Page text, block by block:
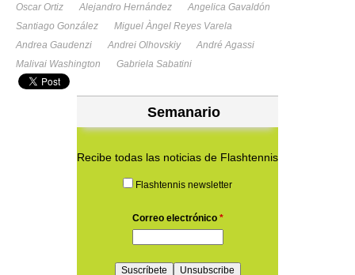
Oscar Ortiz
Alejandro Hernández
Angelica Gavaldón
Santiago González
Miguel Àngel Reyes Varela
Andrea Gaudenzi
Andrei Olhovskiy
André Agassi
Malivai Washington
Gabriela Sabatini
Semanario
Recibe todas las noticias de Flashtennis
Flashtennis newsletter
Correo electrónico *